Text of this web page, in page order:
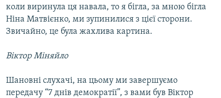
коли виринула ця навала, то я бігла, за мною бігла
Ніна Матвієнко, ми зупинилися з цієї сторони.
Звичайно, це була жахлива картина.
Віктор Міняйло
Шановні слухачі, на цьому ми завершуємо
передачу “7 днів демократії”, з вами був Віктор